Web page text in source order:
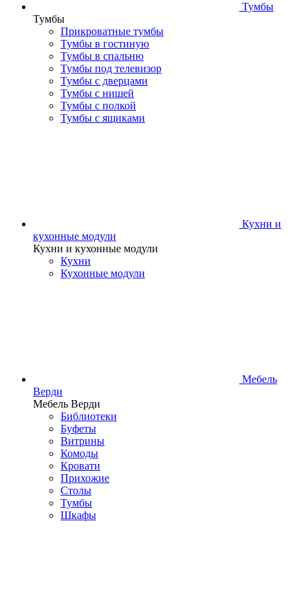
Тумбы
Тумбы
Прикроватные тумбы
Тумбы в гостиную
Тумбы в спальню
Тумбы под телевизор
Тумбы с дверцами
Тумбы с нишей
Тумбы с полкой
Тумбы с ящиками
Кухни и
кухонные модули
Кухни и кухонные модули
Кухни
Кухонные модули
Мебель
Верди
Мебель Верди
Библиотеки
Буфеты
Витрины
Комоды
Кровати
Прихожие
Столы
Тумбы
Шкафы